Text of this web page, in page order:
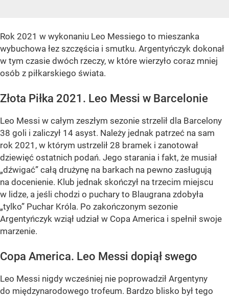
Rok 2021 w wykonaniu Leo Messiego to mieszanka
wybuchowa łez szczęścia i smutku. Argentyńczyk dokonał
w tym czasie dwóch rzeczy, w które wierzyło coraz mniej
osób z piłkarskiego świata.
Złota Piłka 2021. Leo Messi w Barcelonie
Leo Messi w całym zeszłym sezonie strzelił dla Barcelony
38 goli i zaliczył 14 asyst. Należy jednak patrzeć na sam
rok 2021, w którym ustrzelił 28 bramek i zanotował
dziewięć ostatnich podań. Jego starania i fakt, że musiał
„dźwigać” całą drużynę na barkach na pewno zasługują
na docenienie. Klub jednak skończył na trzecim miejscu
w lidze, a jeśli chodzi o puchary to Blaugrana zdobyła
„tylko” Puchar Króla. Po zakończonym sezonie
Argentyńczyk wziął udział w Copa America i spełnił swoje
marzenie.
Copa America. Leo Messi dopiął swego
Leo Messi nigdy wcześniej nie poprowadził Argentyny
do międzynarodowego trofeum. Bardzo blisko był tego